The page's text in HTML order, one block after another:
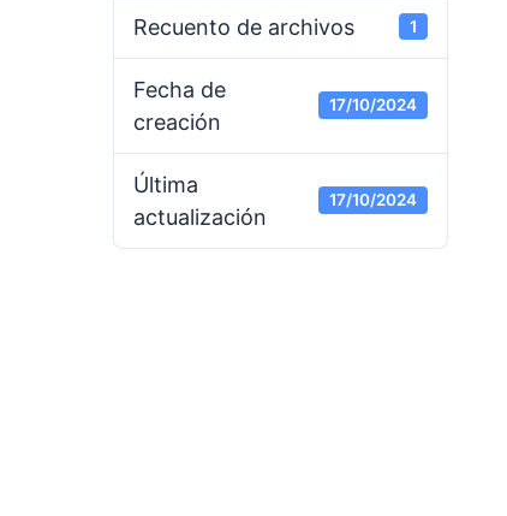
Recuento de archivos 1
Fecha de
creación
17/10/2024
Última
actualización
17/10/2024